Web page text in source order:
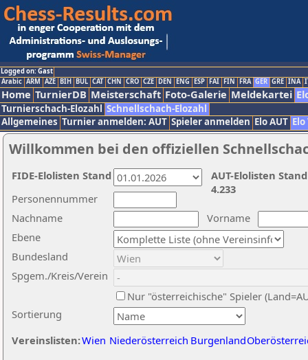
Logged on: Gast
Arabic ARM AZE BIH BUL CAT CHN CRO CZE DEN ENG ESP FAI FIN FRA GER GRE INA
Home TurnierDB Meisterschaft Foto-Galerie Meldekartei
Turnierschach-Elozahl Schnellschach-Elozahl
Allgemeines Turnier anmelden: AUT Spieler anmelden Elo AUT
Willkommen bei den offiziellen
Nachname
Vorname
Ebene
Sortierung
Personennummer
Bundesland
Spgem./Kreis/Verein
Nur "österreichische" Spieler
Vereinslisten:Wien Niederösterreich Burgenland
AUT-Elolisten
4.233
FIDE-Elolisten Stand